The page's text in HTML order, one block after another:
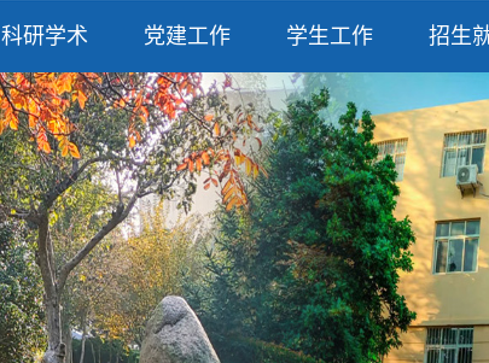
科研学术 党建工作 学生工作 招生